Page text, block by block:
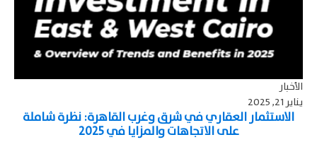
الأخبار
يناير 21, 2025
الاستثمار العقاري في شرق وغرب القاهرة: نظرة شاملة
على الاتجاهات والمزايا في 2025